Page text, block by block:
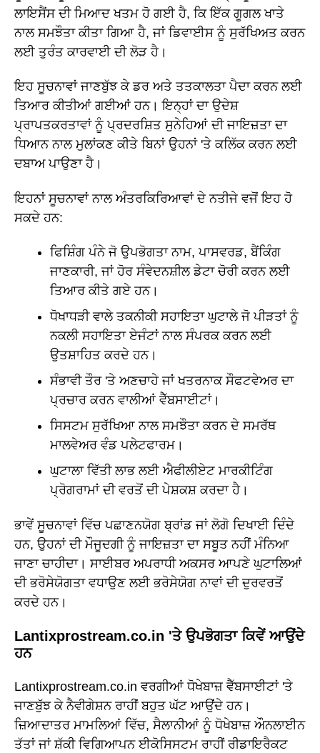
ਲਾਇਸੈਂਸ ਦੀ ਮਿਆਦ ਖਤਮ ਹੋ ਗਈ ਹੈ, ਕਿ ਇੱਕ ਗੂਗਲ ਖਾਤੇ
ਨਾਲ ਸਮਝੌਤਾ ਕੀਤਾ ਗਿਆ ਹੈ, ਜਾਂ ਡਿਵਾਈਸ ਨੂੰ ਸੁਰੱਖਿਅਤ ਕਰਨ
ਲਈ ਤੁਰੰਤ ਕਾਰਵਾਈ ਦੀ ਲੋੜ ਹੈ।
ਇਹ ਸੂਚਨਾਵਾਂ ਜਾਣਬੁੱਝ ਕੇ ਡਰ ਅਤੇ ਤਤਕਾਲਤਾ ਪੈਦਾ ਕਰਨ ਲਈ
ਤਿਆਰ ਕੀਤੀਆਂ ਗਈਆਂ ਹਨ। ਇਨ੍ਹਾਂ ਦਾ ਉਦੇਸ਼
ਪ੍ਰਾਪਤਕਰਤਾਵਾਂ ਨੂੰ ਪ੍ਰਦਰਸ਼ਿਤ ਸੁਨੇਹਿਆਂ ਦੀ ਜਾਇਜ਼ਤਾ ਦਾ
ਧਿਆਨ ਨਾਲ ਮੁਲਾਂਕਣ ਕੀਤੇ ਬਿਨਾਂ ਉਹਨਾਂ 'ਤੇ ਕਲਿੱਕ ਕਰਨ ਲਈ
ਦਬਾਅ ਪਾਉਣਾ ਹੈ।
ਇਹਨਾਂ ਸੂਚਨਾਵਾਂ ਨਾਲ ਅੰਤਰਕਿਰਿਆਵਾਂ ਦੇ ਨਤੀਜੇ ਵਜੋਂ ਇਹ ਹੋ
ਸਕਦੇ ਹਨ:
ਫਿਸ਼ਿੰਗ ਪੰਨੇ ਜੋ ਉਪਭੋਗਤਾ ਨਾਮ, ਪਾਸਵਰਡ, ਬੈਂਕਿੰਗ
ਜਾਣਕਾਰੀ, ਜਾਂ ਹੋਰ ਸੰਵੇਦਨਸ਼ੀਲ ਡੇਟਾ ਚੋਰੀ ਕਰਨ ਲਈ
ਤਿਆਰ ਕੀਤੇ ਗਏ ਹਨ।
ਧੋਖਾਧੜੀ ਵਾਲੇ ਤਕਨੀਕੀ ਸਹਾਇਤਾ ਘੁਟਾਲੇ ਜੋ ਪੀੜਤਾਂ ਨੂੰ
ਨਕਲੀ ਸਹਾਇਤਾ ਏਜੰਟਾਂ ਨਾਲ ਸੰਪਰਕ ਕਰਨ ਲਈ
ਉਤਸ਼ਾਹਿਤ ਕਰਦੇ ਹਨ।
ਸੰਭਾਵੀ ਤੌਰ 'ਤੇ ਅਣਚਾਹੇ ਜਾਂ ਖਤਰਨਾਕ ਸੌਫਟਵੇਅਰ ਦਾ
ਪ੍ਰਚਾਰ ਕਰਨ ਵਾਲੀਆਂ ਵੈੱਬਸਾਈਟਾਂ।
ਸਿਸਟਮ ਸੁਰੱਖਿਆ ਨਾਲ ਸਮਝੌਤਾ ਕਰਨ ਦੇ ਸਮਰੱਥ
ਮਾਲਵੇਅਰ ਵੰਡ ਪਲੇਟਫਾਰਮ।
ਘੁਟਾਲਾ ਵਿੱਤੀ ਲਾਭ ਲਈ ਐਫੀਲੀਏਟ ਮਾਰਕੀਟਿੰਗ
ਪ੍ਰੋਗਰਾਮਾਂ ਦੀ ਵਰਤੋਂ ਦੀ ਪੇਸ਼ਕਸ਼ ਕਰਦਾ ਹੈ।
ਭਾਵੇਂ ਸੂਚਨਾਵਾਂ ਵਿੱਚ ਪਛਾਣਨਯੋਗ ਬ੍ਰਾਂਡ ਜਾਂ ਲੋਗੋ ਦਿਖਾਈ ਦਿੰਦੇ
ਹਨ, ਉਹਨਾਂ ਦੀ ਮੌਜੂਦਗੀ ਨੂੰ ਜਾਇਜ਼ਤਾ ਦਾ ਸਬੂਤ ਨਹੀਂ ਮੰਨਿਆ
ਜਾਣਾ ਚਾਹੀਦਾ। ਸਾਈਬਰ ਅਪਰਾਧੀ ਅਕਸਰ ਆਪਣੇ ਘੁਟਾਲਿਆਂ
ਦੀ ਭਰੋਸੇਯੋਗਤਾ ਵਧਾਉਣ ਲਈ ਭਰੋਸੇਯੋਗ ਨਾਵਾਂ ਦੀ ਦੁਰਵਰਤੋਂ
ਕਰਦੇ ਹਨ।
Lantixprostream.co.in 'ਤੇ ਉਪਭੋਗਤਾ ਕਿਵੇਂ ਆਉਂਦੇ
ਹਨ
Lantixprostream.co.in ਵਰਗੀਆਂ ਧੋਖੇਬਾਜ਼ ਵੈੱਬਸਾਈਟਾਂ 'ਤੇ
ਜਾਣਬੁੱਝ ਕੇ ਨੈਵੀਗੇਸ਼ਨ ਰਾਹੀਂ ਬਹੁਤ ਘੱਟ ਆਉਂਦੇ ਹਨ।
ਜ਼ਿਆਦਾਤਰ ਮਾਮਲਿਆਂ ਵਿੱਚ, ਸੈਲਾਨੀਆਂ ਨੂੰ ਧੋਖੇਬਾਜ਼ ਔਨਲਾਈਨ
ਤੱਤਾਂ ਜਾਂ ਸ਼ੱਕੀ ਵਿਗਿਆਪਨ ਈਕੋਸਿਸਟਮ ਰਾਹੀਂ ਰੀਡਾਇਰੈਕਟ